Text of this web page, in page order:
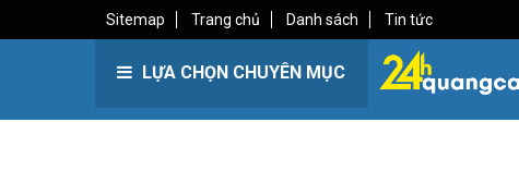
Sitemap Trang chủ Danh sách Tin tức
LỰA CHỌN CHUYÊN MỤC